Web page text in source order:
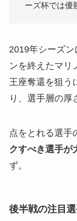
ーズ杯では優
2019年シーズ
ンを終えたマリ
王座奪還を狙う
り、選手層の厚
点をとれる選手
クすべき選手が
ず。
後半戦の注目